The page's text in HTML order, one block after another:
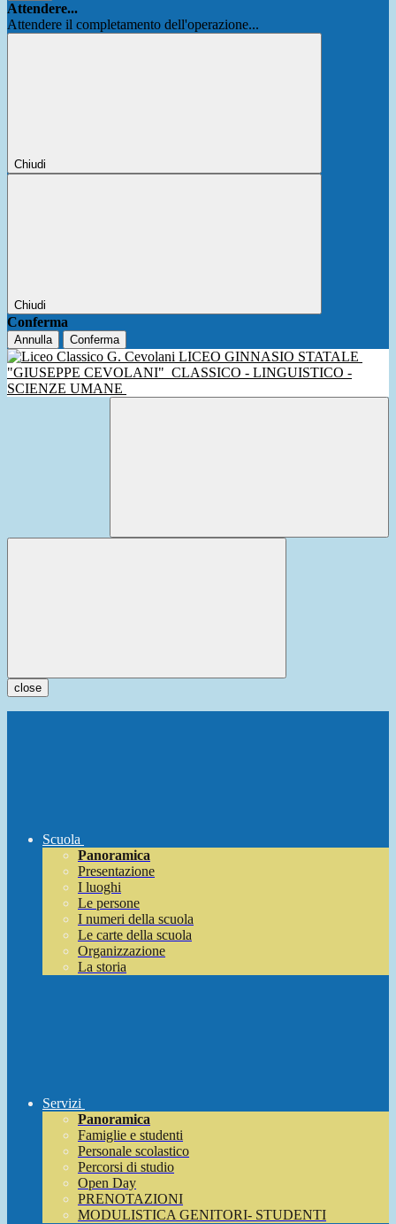
Attendere...
Attendere il completamento dell'operazione...
Chiudi
Chiudi
Conferma
Annulla Conferma
LICEO GINNASIO STATALE
"GIUSEPPE CEVOLANI" CLASSICO - LINGUISTICO -
SCIENZE UMANE
close
Scuola
Panoramica
Presentazione
I luoghi
Le persone
I numeri della scuola
Le carte della scuola
Organizzazione
La storia
Servizi
Panoramica
Famiglie e studenti
Personale scolastico
Percorsi di studio
Open Day
PRENOTAZIONI
MODULISTICA GENITORI- STUDENTI